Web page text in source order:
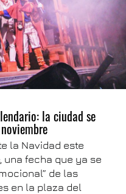
la ciudad se
la Navidad este
una fecha que ya se
de las
en la plaza del